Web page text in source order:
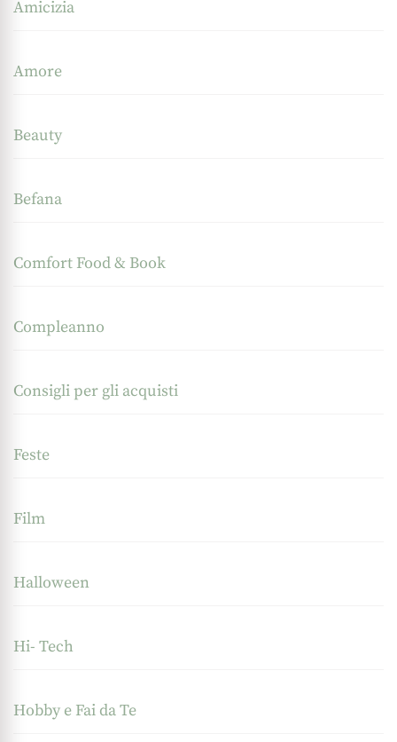
Amicizia
Amore
Beauty
Befana
Comfort Food & Book
Compleanno
Consigli per gli acquisti
Feste
Film
Halloween
Hi- Tech
Hobby e Fai da Te